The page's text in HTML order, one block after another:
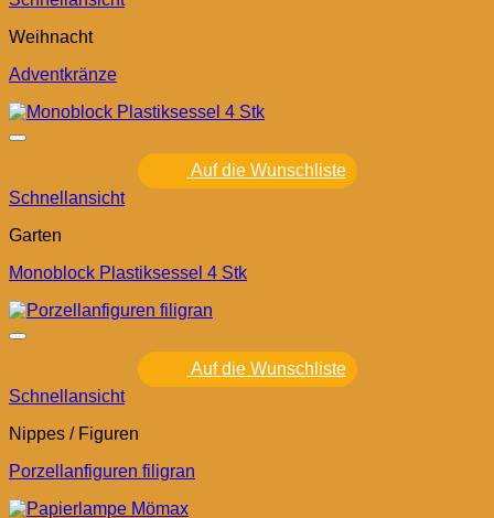
Weihnacht
Adventkränze
Auf die Wunschliste
Schnellansicht
Garten
Monoblock Plastiksessel 4 Stk
Auf die Wunschliste
Schnellansicht
Nippes / Figuren
Porzellanfiguren filigran